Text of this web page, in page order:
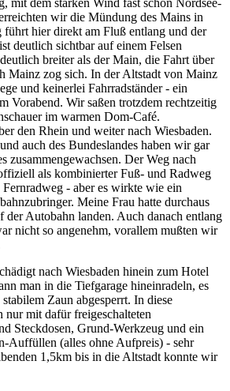
wir die Mündung des Mains in
führt hier direkt am Fluß entlang und der
deutlich sichtbar auf einem Felsen
breiter als der Main, die Fahrt über
Mainz zog sich. In der Altstadt von Mainz
und keinerlei Fahrradständer - ein
Vorabend. Wir saßen trotzdem rechtzeitig
im warmen Dom-Café.
den Rhein und weiter nach Wiesbaden.
auch des Bundeslandes haben wir gar
zusammengewachsen. Der Weg nach
als kombinierter Fuß- und Radweg
Fernradweg - aber es wirkte wie ein
Meine Frau hatte durchaus
der Autobahn landen. Auch danach entlang
nicht so angenehm, vorallem mußten wir
nach Wiesbaden hinein zum Hotel
man in die Tiefgarage hineinradeln, es
Zaun abgesperrt. In diese
nur mit dafür freigeschalteten
Steckdosen, Grund-Werkzeug und ein
Auffüllen (alles ohne Aufpreis) - sehr
1,5km bis in die Altstadt konnte wir